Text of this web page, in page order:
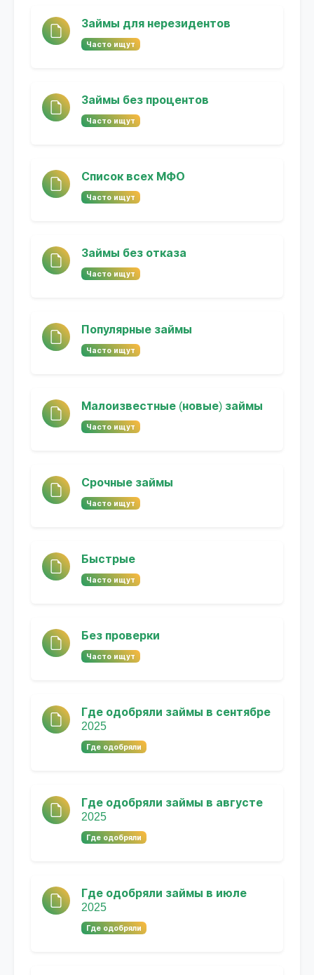
Займы для нерезидентов
Часто ищут
Займы без процентов
Часто ищут
Список всех МФО
Часто ищут
Займы без отказа
Часто ищут
Популярные займы
Часто ищут
Малоизвестные (новые) займы
Часто ищут
Срочные займы
Часто ищут
Быстрые
Часто ищут
Без проверки
Часто ищут
Где одобряли займы в сентябре
2025
Где одобряли
Где одобряли займы в августе
2025
Где одобряли
Где одобряли займы в июле
2025
Где одобряли